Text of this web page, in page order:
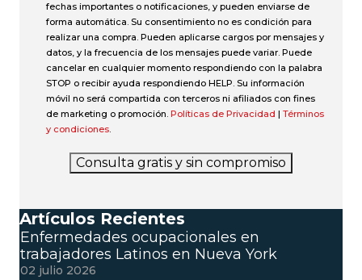
fechas importantes o notificaciones, y pueden enviarse de
forma automática. Su consentimiento no es condición para
realizar una compra. Pueden aplicarse cargos por mensajes y
datos, y la frecuencia de los mensajes puede variar. Puede
cancelar en cualquier momento respondiendo con la palabra
STOP o recibir ayuda respondiendo HELP. Su información
móvil no será compartida con terceros ni afiliados con fines
de marketing o promoción. Políticas de Privacidad | Términos
y condiciones.
Consulta gratis y sin compromiso
Artículos Recientes
Enfermedades ocupacionales en
trabajadores Latinos en Nueva York
02 julio 2026